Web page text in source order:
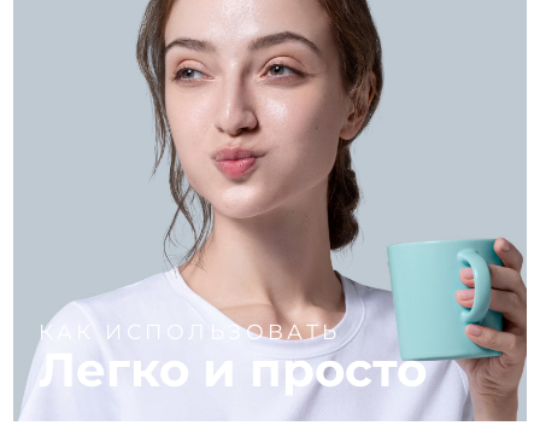
КАК ИСПОЛЬЗОВАТЬ
Легко и просто